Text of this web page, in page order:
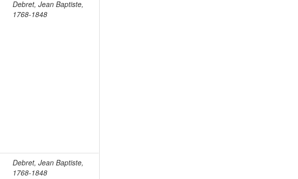
Debret, Jean Baptiste,
1768-1848
Debret, Jean Baptiste,
1768-1848